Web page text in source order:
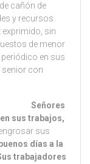
cañón de
y recursos
exprimido, sin
de menor
en sus
senior con
Señores
sus trabajos,
sus
días a la
trabajadores